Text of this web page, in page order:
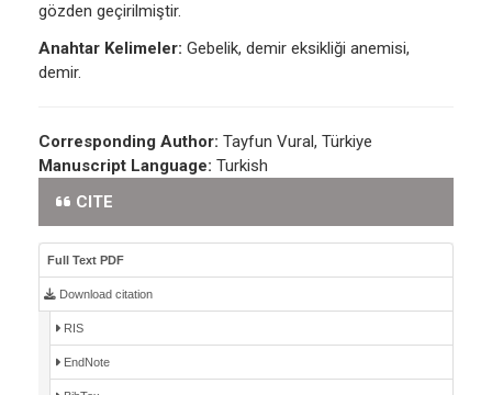
gözden geçirilmiştir.
Anahtar Kelimeler: Gebelik, demir eksikliği anemisi,
demir.
Corresponding Author: Tayfun Vural, Türkiye
Manuscript Language: Turkish
CITE
Full Text PDF
Download citation
RIS
EndNote